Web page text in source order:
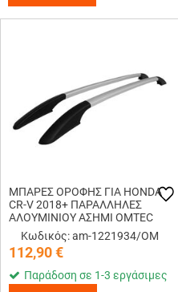
ΜΠΑΡΕΣ ΟΡΟΦΗΣ ΓΙΑ HONDA
CR-V 2018+ ΠΑΡΑΛΛΗΛΕΣ
ΑΛΟΥΜΙΝΙΟΥ ΑΣΗΜΙ OMTEC
ΜΟΝΟ ΔΙΑΚΟΣΜΗΤΙΚΕΣ - 2
TEM.
Κωδικός: am-1221934/OM
112,90€
Παράδοση σε 1-3 εργάσιμες